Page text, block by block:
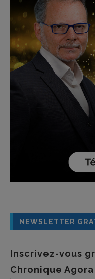
NEWSLETTER
Inscrivez-vous
Chronique Agora